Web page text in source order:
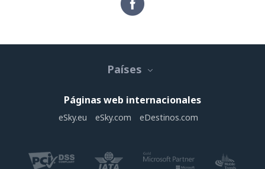
Países
Páginas web internacionales
eSky.eu eSky.com eDestinos.com